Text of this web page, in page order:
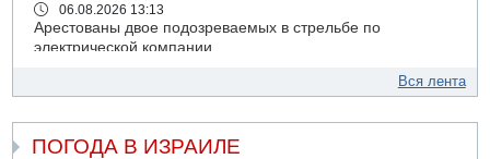
06.08.2026 13:13
Арестованы двое подозреваемых в стрельбе по
электрической компании
Возле Кирьят-Арбы пожар на местности
06.08.2026 12:06
США не будут давить на Израиль в вопросе Ливана
Вся лента
ПОГОДА В ИЗРАИЛЕ